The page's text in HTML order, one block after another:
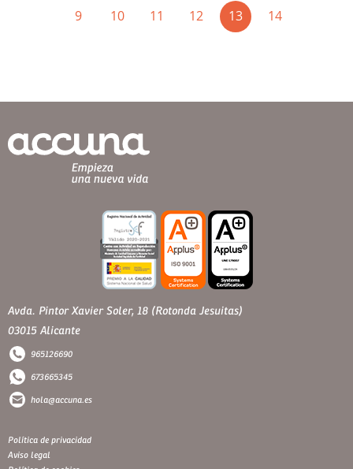
9
10 11 12 13(current)
14
Avda. Pintor Xavier Soler, 18 (Rotonda Jesuitas)
03015 Alicante
965126690
673665345
hola@accuna.es
Política de privacidad
Aviso legal